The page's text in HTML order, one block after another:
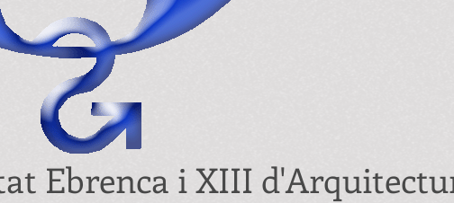
Ebrenca i XIII